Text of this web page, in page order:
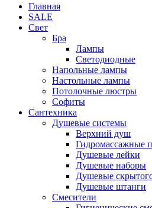
Главная
SALE
Свет
Бра
Лампы
Светодиодные
Напольные лампы
Настольные лампы
Потолочные люстры
Софиты
Сантехника
Душевые системы
Верхний душ
Гидромассажные
Душевые лейки
Душевые наборы
Душевые
Душевые штанги
Смесители